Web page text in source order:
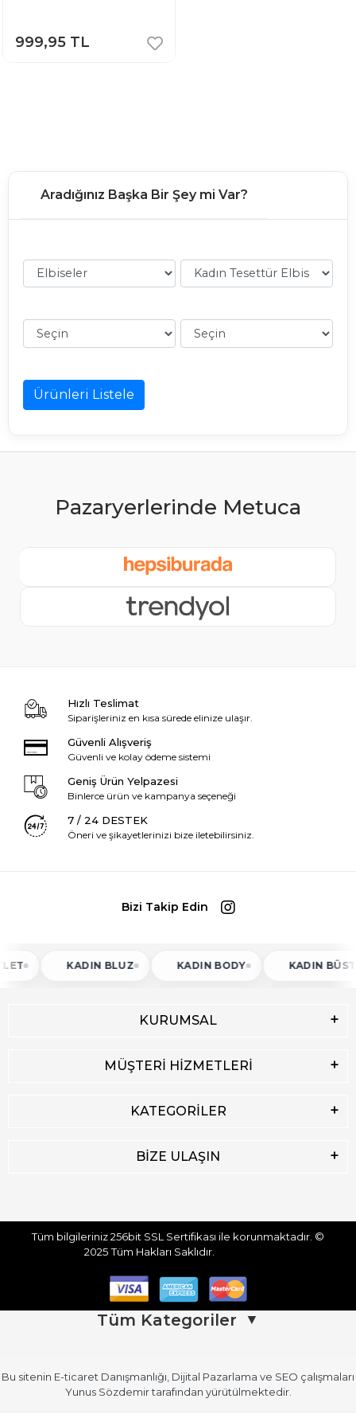
999,95 TL
Aradığınız Başka Bir Şey mi Var?
Ürünleri Listele
Hızlı Teslimat
Siparişleriniz en kısa sürede elinize ulaşır.
Güvenli Alışveriş
Güvenli ve kolay ödeme sistemi
Geniş Ürün Yelpazesi
Binlerce ürün ve kampanya seçeneği
7 / 24 DESTEK
Öneri ve şikayetlerinizi bize iletebilirsiniz.
Bizi Takip Edin
KADIN BLUZ KADIN BODY KADIN
KURUMSAL
MÜŞTERİ HİZMETLERİ
KATEGORİLER
BİZE ULAŞIN
Tüm bilgileriniz 256bit SSL Sertifikası ile korunmaktadır. ©
2025Tüm Hakları Saklıdır.
Tüm Kategoriler ▼
Üst Giyim Üst Giyim (Devamı)
Bu sitenin E-ticaret Danışmanlığı Dijital Pazarlama ve SEO çalışmaları
Yunus Sözdemirtarafından yürütülmektedir.